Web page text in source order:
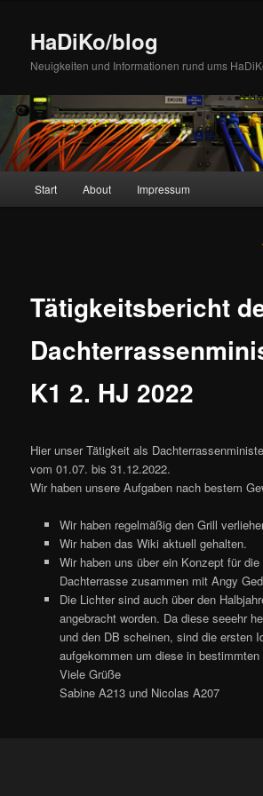
wechselnHaDiKo/blog
Neuigkeiten und Informationen rund ums
Start About Impressum
Tätigkeitsbericht
K1 2. HJ 2022
Hier unser Tätigkeit als
vom 01.07. bis 31.12.2022.
Wir haben unsere Aufgaben nach bestem
Wir haben regelmäßig den Grill
Wir haben das Wiki aktuell gehalten.
Wir haben uns über ein Konzept für
Dachterrasse zusammen mit Angy
Die Lichter sind auch über den
angebracht worden. Da diese seeehr
und den DB scheinen, sind die ersten
aufgekommen um diese in
Viele Grüße
Sabine A213 und Nicolas A207